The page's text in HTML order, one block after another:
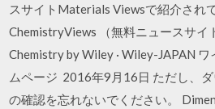
スサイトMaterials Viewsで紹介され
ChemistryViews （無料ニュースサイ
Chemistry by Wiley · Wiley-JAPAN
ムページ 2016年9月16日 ただし、
の確認を忘れないでください。